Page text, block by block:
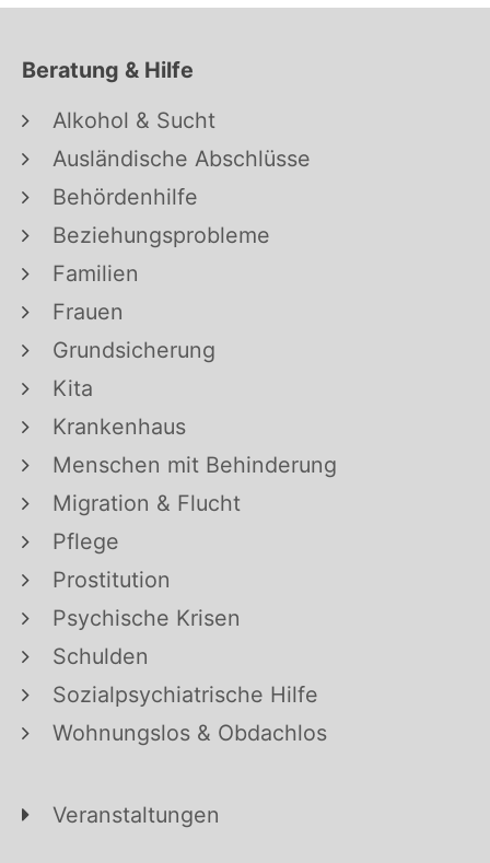
Beratung & Hilfe
Alkohol & Sucht
Ausländische Abschlüsse
Behördenhilfe
Beziehungsprobleme
Familien
Frauen
Grundsicherung
Kita
Krankenhaus
Menschen mit Behinderung
Migration & Flucht
Pflege
Prostitution
Psychische Krisen
Schulden
Sozialpsychiatrische Hilfe
Wohnungslos & Obdachlos
Veranstaltungen